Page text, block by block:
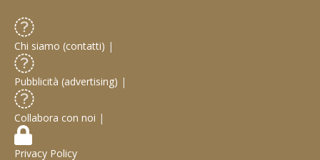
Chi siamo (contatti) |
Pubblicità (advertising) |
Collabora con noi |
Privacy Policy